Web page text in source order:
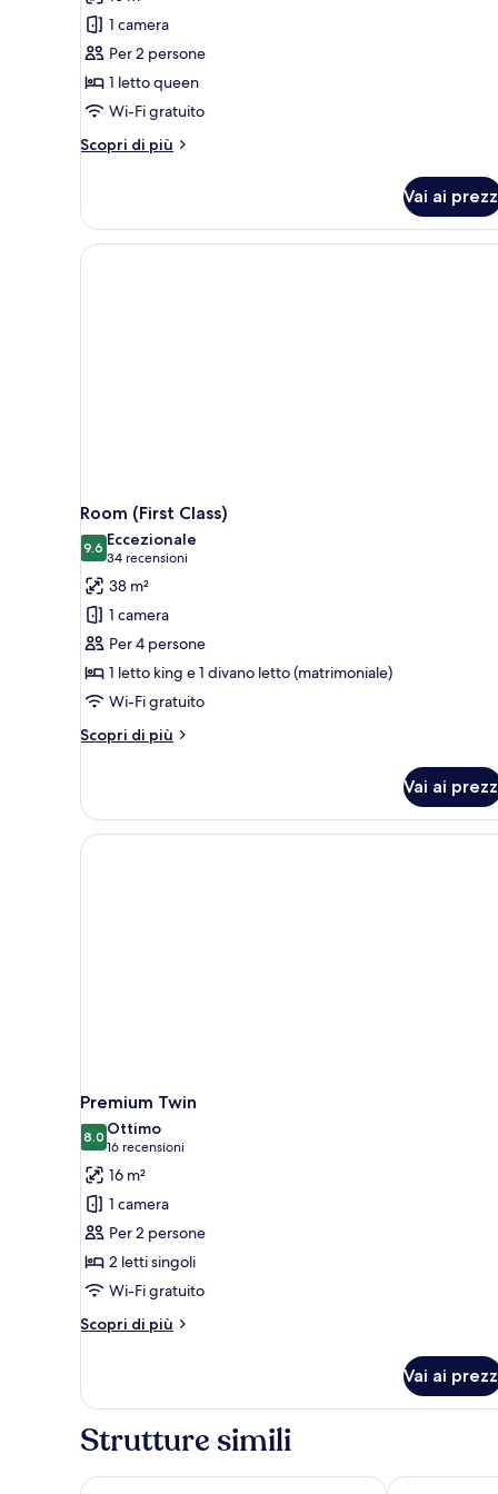
1 camera
Per 2 persone
1 letto queen
Wi-Fi gratuito
Scopri di più
Altri
doppia,
letto
Vai ai
Room (First Class)
9.69.6 su 10
Eccezionale
34 recensioni
(34
recensioni)
38 m²
1 camera
Per 4 persone
1 letto king e 1 divano letto (matrimoniale)
Wi-Fi gratuito
Scopri di più
Altri
(First
Class)
Vai ai
Premium Twin
8.08.0 su 10
Ottimo
16 recensioni
(16
recensioni)
16 m²
1 camera
Per 2 persone
2 letti singoli
Wi-Fi gratuito
Scopri di più
Altri
Twin
Vai ai
Strutture simili
Point A Edinburgh Haymarket Apex City of